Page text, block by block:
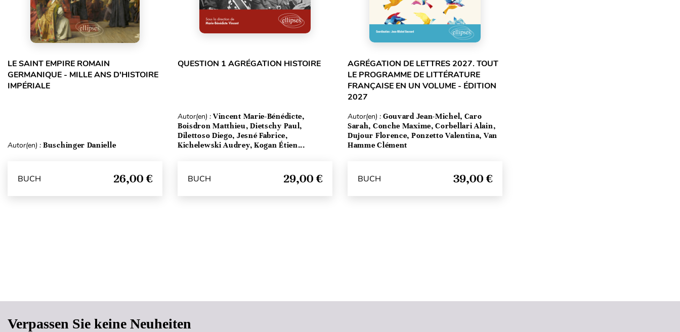
LE SAINT EMPIRE ROMAIN
GERMANIQUE - MILLE ANS D'HISTOIRE
IMPÉRIALE
Autor(en) : Buschinger Danielle
BUCH 26,00 €
QUESTION 1 AGRÉGATION HISTOIRE
Autor(en) : Vincent Marie-Bénédicte,
Boisdron Matthieu, Dietschy Paul,
Dilettoso Diego, Jesné Fabrice,
Kichelewski Audrey, Kogan Étien...
BUCH 29,00 €
AGRÉGATION DE LETTRES 2027. TOUT
LE PROGRAMME DE LITTÉRATURE
FRANÇAISE EN UN VOLUME - ÉDITION
2027
Autor(en) : Gouvard Jean-Michel, Caro
Sarah, Conche Maxime, Corbellari Alain,
Dujour Florence, Ponzetto Valentina, Van
Hamme Clément
BUCH 39,00 €
Verpassen Sie keine Neuheiten